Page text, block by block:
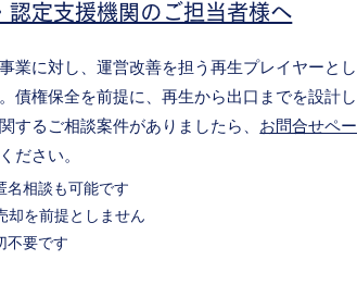
認定支援機関のご担当者様へ
業に対し、運営改善を担う再生プレイヤーとし
債権保全を前提に、再生から出口までを設計し
するご相談案件がありましたら、 お問合せペー
ださい。
相談も可能です
却を前提としません
不要です